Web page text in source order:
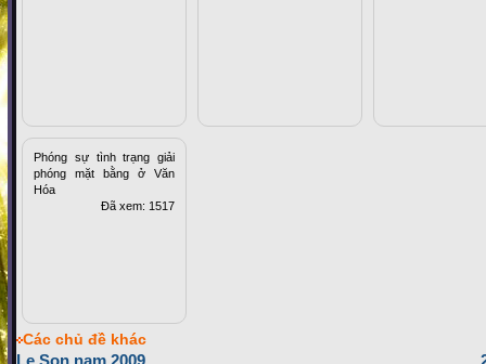
Phóng sự tình trạng giải
phóng mặt bằng ở Văn
Hóa
Đã xem: 1517
Các chủ đề khác
Le Son nam 2009